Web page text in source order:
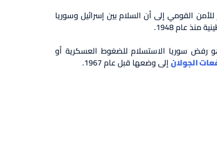
القومي إلى أن السلام بين إسرائيل وسوريا
عام 1948.
رفض سوريا الاستسلام للضغوط العسكرية أو
الجولانإلى وضعها قبل عام 1967.